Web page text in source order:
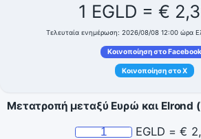
1 EGLD = €
Τελευταία ενημέρωση: 2026/08/08 12:00 ώρα
Κοινοποίηση στο Facebook
Κοινοποίηση στο X
Μετατροπή μεταξύ Ευρώ και Elrond
EGLD =€